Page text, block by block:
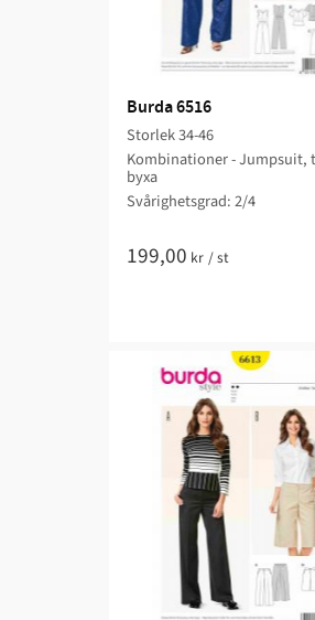
Burda 6516
Storlek 34-46
Kombinationer - Jumpsuit,
byxa
Svårighetsgrad: 2/4
199,00 kr /st